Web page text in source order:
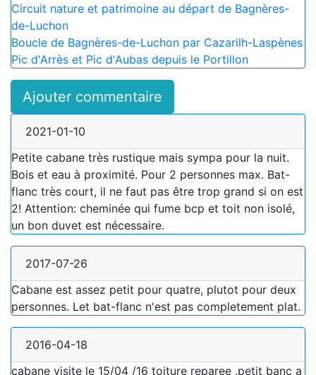
Circuit nature et patrimoine au départ de Bagnères-
de-Luchon
Boucle de Bagnères-de-Luchon par Cazarilh-Laspènes
Pic d'Arrès et Pic d'Aubas depuis le Portillon
Ajouter commentaire
2021-01-10
Petite cabane très rustique mais sympa pour la nuit.
Bois et eau à proximité. Pour 2 personnes max. Bat-
flanc très court, il ne faut pas être trop grand si on est
2! Attention: cheminée qui fume bcp et toit non isolé,
un bon duvet est nécessaire.
2017-07-26
Cabane est assez petit pour quatre, plutot pour deux
personnes. Let bat-flanc n'est pas completement plat.
2016-04-18
cabane visite le 15/04 /16 toiture reparee ,petit banc a